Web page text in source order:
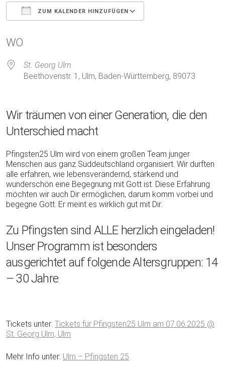
ZUM KALENDER HINZUFÜGEN
WO
St. Georg Ulm
Beethovenstr. 1, Ulm, Baden-Württemberg, 89073
Wir träumen von einer Generation, die den
Unterschied macht
Pfingsten25 Ulm wird von einem großen Team junger
Menschen aus ganz Süddeutschland organisiert. Wir durften
alle erfahren, wie lebensverändernd, stärkend und
wunderschön eine Begegnung mit Gott ist. Diese Erfahrung
möchten wir auch Dir ermöglichen, darum komm vorbei und
begegne Gott. Er meint es wirklich gut mit Dir.
Zu Pfingsten sind ALLE herzlich eingeladen!
Unser Programm ist besonders
ausgerichtet auf folgende Altersgruppen: 14
– 30 Jahre
Tickets unter: Tickets für Pfingsten25 Ulm am 07.06.2025 @
St. Georg Ulm, Ulm
Mehr Info unter: Ulm – Pfingsten 25